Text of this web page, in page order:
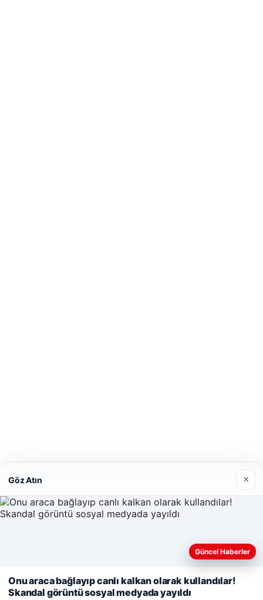
kullanıyoruz.Çerez Politikamız
Göz Atın ×
Güncel Haberler
Onu araca bağlayıp canlı kalkan olarak kullandılar!
Skandal görüntü sosyal medyada yayıldı